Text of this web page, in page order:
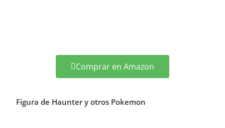
Comprar en Amazon
Figura de Haunter y otros Pokemon